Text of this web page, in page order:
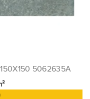
5062635A